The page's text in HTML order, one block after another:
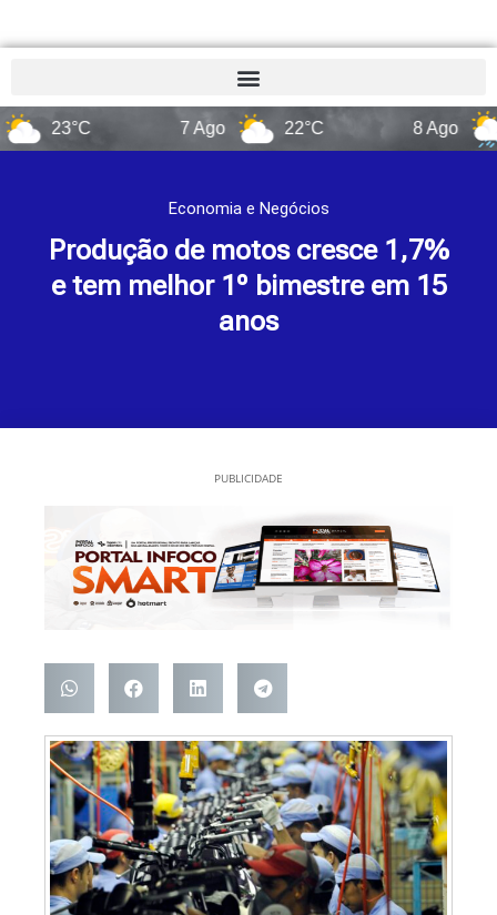
22°C
Economia e Negócios
Produção de motos cresce 1,7%
e tem melhor 1º bimestre em 15
anos
PUBLICIDADE